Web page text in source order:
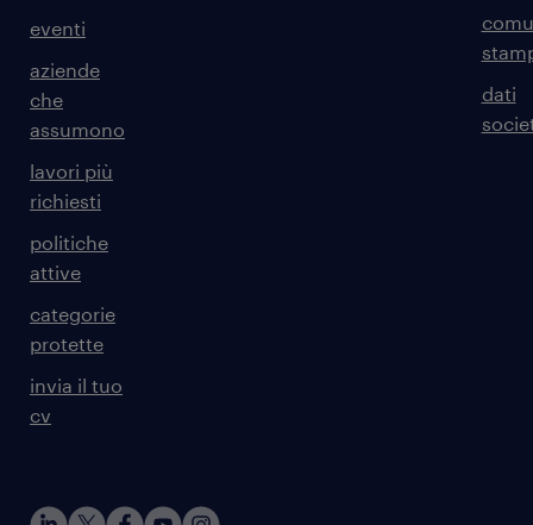
eventi
aziende
che
assumono
lavori più
richiesti
politiche
attive
categorie
protette
invia il tuo
cv
dati